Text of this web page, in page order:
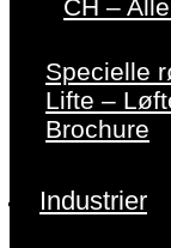
CH –
Specielle
Lifte –
Brochure
Industrier